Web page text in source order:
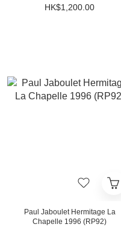
HK$1,200.00
Paul Jaboulet Hermitage La
Chapelle 1996 (RP92)